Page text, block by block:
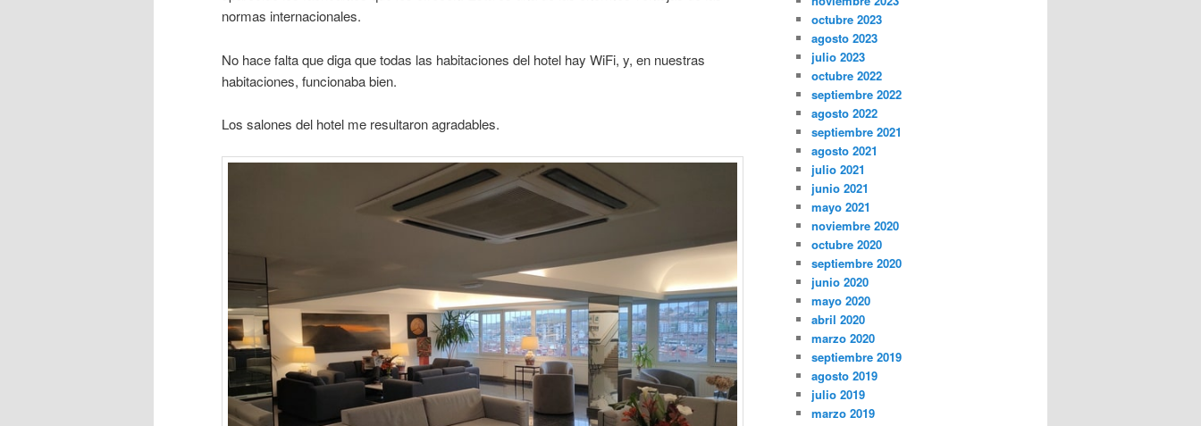
normas internacionales.
No hace falta que diga que todas las habitaciones del hotel hay WiFi, y, en nuestras
habitaciones, funcionaba bien.
Los salones del hotel me resultaron agradables.
octubre 2023
agosto 2023
julio 2023
octubre 2022
septiembre 2022
agosto 2022
septiembre 2021
agosto 2021
julio 2021
junio 2021
mayo 2021
noviembre 2020
octubre 2020
septiembre 2020
junio 2020
mayo 2020
abril 2020
marzo 2020
septiembre 2019
agosto 2019
julio 2019
marzo 2019